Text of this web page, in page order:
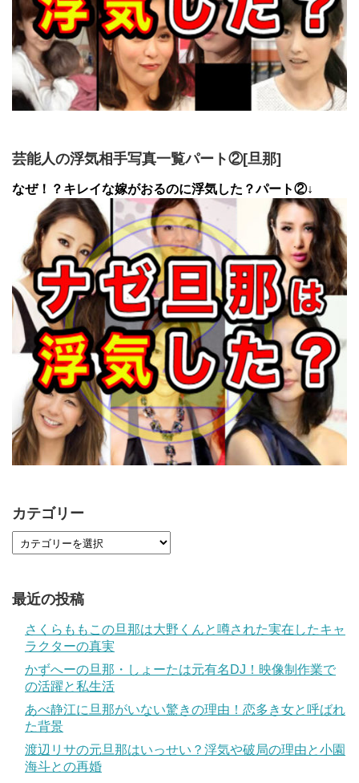
芸能人の浮気相手写真一覧パート②[旦那]
なぜ！？キレイな嫁がおるのに浮気した？パート②↓
カテゴリー
最近の投稿
さくらももこの旦那は大野くんと噂された実在したキャ
ラクターの真実
かずへーの旦那・しょーたは元有名DJ！映像制作業で
の活躍と私生活
あべ静江に旦那がいない驚きの理由！恋多き女と呼ばれ
た背景
渡辺リサの元旦那はいっせい？浮気や破局の理由と小園
海斗との再婚